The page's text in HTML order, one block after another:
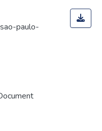
paulo-